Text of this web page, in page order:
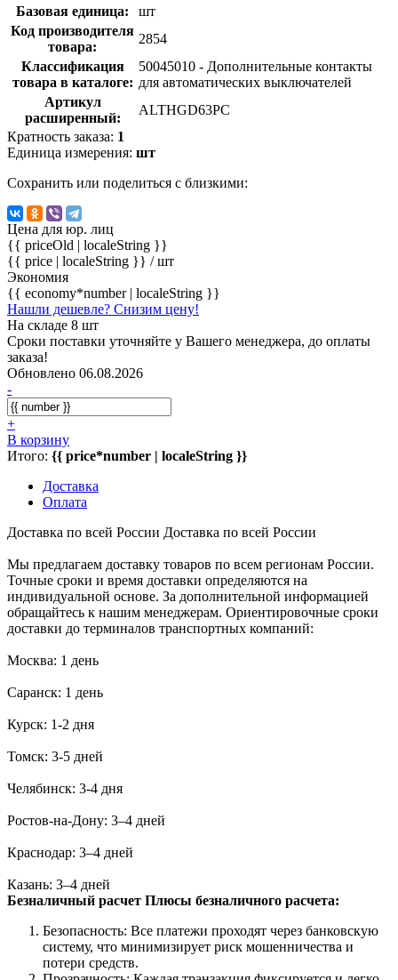
Базовая единица:
шт
Код производителя
товара:
2854
Классификация
товара в каталоге:
50045010 - Дополнительные контакты
для автоматических выключателей
Артикул
расширенный:
ALTHGD63PC
Кратность заказа: 1
Единица измерения: шт
Сохранить или поделиться с близкими:
Цена для юр. лиц
{{ priceOld | localeString }}
{{ price | localeString }} / шт
Экономия
{{ economy*number | localeString }}
Нашли дешевле? Снизим цену!
На складе 8 шт
Сроки поставки уточняйте у Вашего менеджера, до оплаты
заказа!
Обновлено 06.08.2026
-
+
В корзину
Итого: {{ price*number | localeString }}
Доставка
Оплата
Доставка по всей России Доставка по всей России
Мы предлагаем доставку товаров по всем регионам России.
Точные сроки и время доставки определяются на
индивидуальной основе. За дополнительной информацией
обращайтесь к нашим менеджерам. Ориентировочные сроки
доставки до терминалов транспортных компаний:
Москва: 1 день
Саранск: 1 день
Курск: 1-2 дня
Томск: 3-5 дней
Челябинск: 3-4 дня
Ростов-на-Дону: 3–4 дней
Краснодар: 3–4 дней
Казань: 3–4 дней
Безналичный расчет Плюсы безналичного расчета:
Безопасность: Все платежи проходят через банковскую
систему, что минимизирует риск мошенничества и
потери средств.